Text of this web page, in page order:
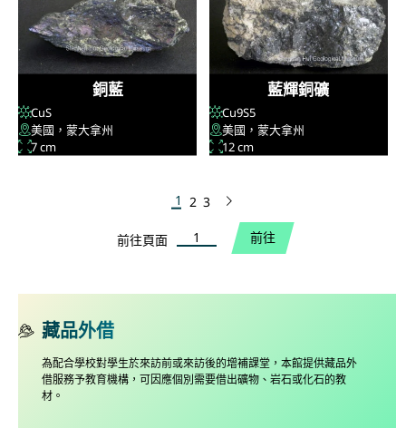
銅藍
CuS
美國，蒙大拿州
7 cm
藍輝銅礦
Cu9S5
美國，蒙大拿州
12 cm
1 2 3 下一頁
前往頁面
前往頁面 前往
藏品外借
為配合學校對學生於來訪前或來訪後的增補課堂，本館提供藏品外
借服務予教育機構，可因應個別需要借出礦物、岩石或化石的教
材。